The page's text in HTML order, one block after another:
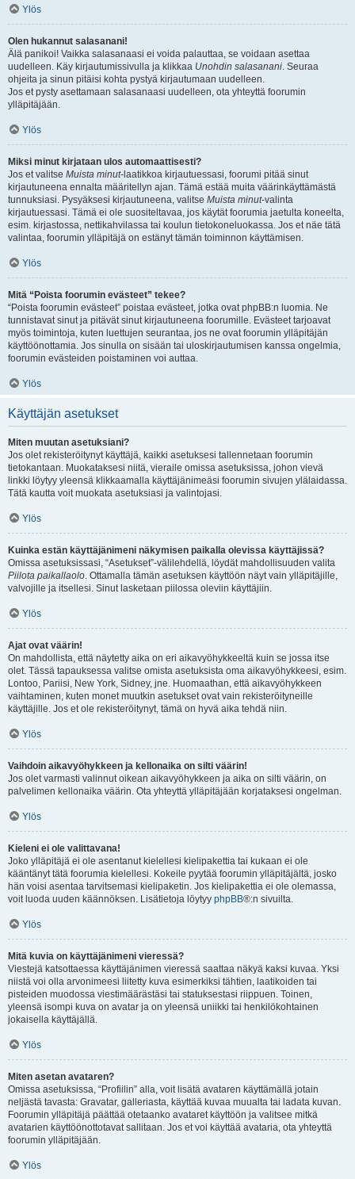
Ylös
Olen hukannut salasanani!
Älä panikoi! Vaikka salasanaasi ei voida palauttaa, se voidaan asettaa
uudelleen. Käy kirjautumissivulla ja klikkaa Unohdin salasanani. Seuraa
ohjeita ja sinun pitäisi kohta pystyä kirjautumaan uudelleen.
Jos et pysty asettamaan salasanaasi uudelleen, ota yhteyttä foorumin
ylläpitäjään.
Ylös
Miksi minut kirjataan ulos automaattisesti?
Jos et valitse Muista minut-laatikkoa kirjautuessasi, foorumi pitää sinut
kirjautuneena ennalta määritellyn ajan. Tämä estää muita väärinkäyttämästä
tunnuksiasi. Pysyäksesi kirjautuneena, valitse Muista minut-valinta
kirjautuessasi. Tämä ei ole suositeltavaa, jos käytät foorumia jaetulta koneelta,
esim. kirjastossa, nettikahvilassa tai koulun tietokoneluokassa. Jos et näe tätä
valintaa, foorumin ylläpitäjä on estänyt tämän toiminnon käyttämisen.
Ylös
Mitä “Poista foorumin evästeet” tekee?
“Poista foorumin evästeet” poistaa evästeet, jotka ovat phpBB:n luomia. Ne
tunnistavat sinut ja pitävät sinut kirjautuneena foorumille. Evästeet tarjoavat
myös toimintoja, kuten luettujen seurantaa, jos ne ovat foorumin ylläpitäjän
käyttöönottamia. Jos sinulla on sisään tai uloskirjautumisen kanssa ongelmia,
foorumin evästeiden poistaminen voi auttaa.
Ylös
Käyttäjän asetukset
Miten muutan asetuksiani?
Jos olet rekisteröitynyt käyttäjä, kaikki asetuksesi tallennetaan foorumin
tietokantaan. Muokataksesi niitä, vieraile omissa asetuksissa, johon vievä
linkki löytyy yleensä klikkaamalla käyttäjänimeäsi foorumin sivujen ylälaidassa.
Tätä kautta voit muokata asetuksiasi ja valintojasi.
Ylös
Kuinka estän käyttäjänimeni näkymisen paikalla olevissa käyttäjissä?
Omissa asetuksissasi, “Asetukset”-välilehdellä, löydät mahdollisuuden valita
Piilota paikallaolo. Ottamalla tämän asetuksen käyttöön näyt vain ylläpitäjille,
valvojille ja itsellesi. Sinut lasketaan piilossa oleviin käyttäjiin.
Ylös
Ajat ovat väärin!
On mahdollista, että näytetty aika on eri aikavyöhykkeeltä kuin se jossa itse
olet. Tässä tapauksessa valitse omista asetuksista oma aikavyöhykkeesi, esim.
Lontoo, Pariisi, New York, Sidney, jne. Huomaathan, että aikavyöhykkeen
vaihtaminen, kuten monet muutkin asetukset ovat vain rekisteröityneille
käyttäjille. Jos et ole rekisteröitynyt, tämä on hyvä aika tehdä niin.
Ylös
Vaihdoin aikavyöhykkeen ja kellonaika on silti väärin!
Jos olet varmasti valinnut oikean aikavyöhykkeen ja aika on silti väärin, on
palvelimen kellonaika väärin. Ota yhteyttä ylläpitäjään korjataksesi ongelman.
Ylös
Kieleni ei ole valittavana!
Joko ylläpitäjä ei ole asentanut kielellesi kielipakettia tai kukaan ei ole
kääntänyt tätä foorumia kielellesi. Kokeile pyytää foorumin ylläpitäjältä, josko
hän voisi asentaa tarvitsemasi kielipaketin. Jos kielipakettia ei ole olemassa,
voit luoda uuden käännöksen. Lisätietoja löytyy phpBB®:n sivuilta.
Ylös
Mitä kuvia on käyttäjänimeni vieressä?
Viestejä katsottaessa käyttäjänimen vieressä saattaa näkyä kaksi kuvaa. Yksi
niistä voi olla arvonimeesi liitetty kuva esimerkiksi tähtien, laatikoiden tai
pisteiden muodossa viestimäärästäsi tai statuksestasi riippuen. Toinen,
yleensä isompi kuva on avatar ja on yleensä uniikki tai henkilökohtainen
jokaisella käyttäjällä.
Ylös
Miten asetan avataren?
Omissa asetuksissa, “Profiilin” alla, voit lisätä avataren käyttämällä jotain
neljästä tavasta: Gravatar, galleriasta, käyttää kuvaa muualta tai ladata kuvan.
Foorumin ylläpitäjä päättää otetaanko avataret käyttöön ja valitsee mitkä
avatarien käyttöönottotavat sallitaan. Jos et voi käyttää avataria, ota yhteyttä
foorumin ylläpitäjään.
Ylös